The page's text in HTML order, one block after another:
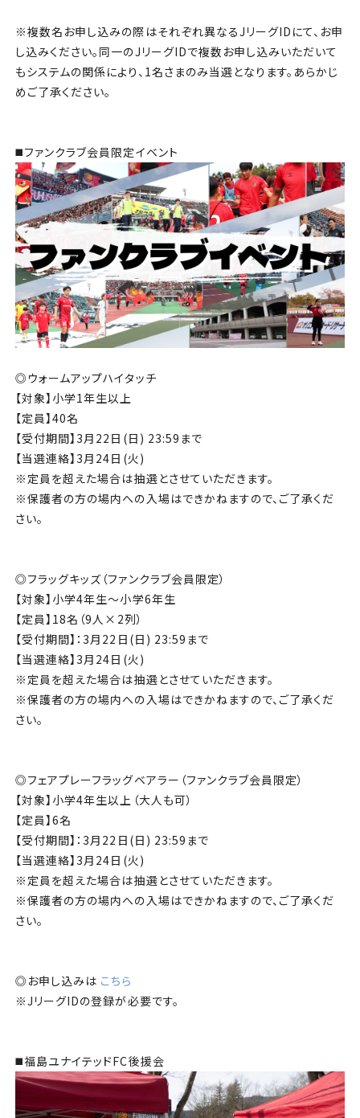
※複数名お申し込みの際はそれぞれ異なるJリーグIDにて、お申
し込みください。同一のJリーグIDで複数お申し込みいただいて
もシステムの関係により、1名さまのみ当選となります。あらかじ
めご了承ください。
◼️ファンクラブ会員限定イベント
◎ウォームアップハイタッチ
【対象】小学1年生以上
【定員】40名
【受付期間】3月22日(日) 23:59まで
【当選連絡】3月24日(火)
※定員を超えた場合は抽選とさせていただきます。
※保護者の方の場内への入場はできかねますので、ご了承くだ
さい。
◎フラッグキッズ（ファンクラブ会員限定）
【対象】小学4年生〜小学6年生
【定員】18名（9人×2列）
【受付期間】：3月22日(日) 23:59まで
【当選連絡】3月24日(火)
※定員を超えた場合は抽選とさせていただきます。
※保護者の方の場内への入場はできかねますので、ご了承くだ
さい。
◎フェアプレーフラッグベアラー（ファンクラブ会員限定）
【対象】小学4年生以上（大人も可）
【定員】6名
【受付期間】：3月22日(日) 23:59まで
【当選連絡】3月24日(火)
※定員を超えた場合は抽選とさせていただきます。
※保護者の方の場内への入場はできかねますので、ご了承くだ
さい。
◎お申し込みは こちら
※JリーグIDの登録が必要です。
◼️福島ユナイテッドFC後援会